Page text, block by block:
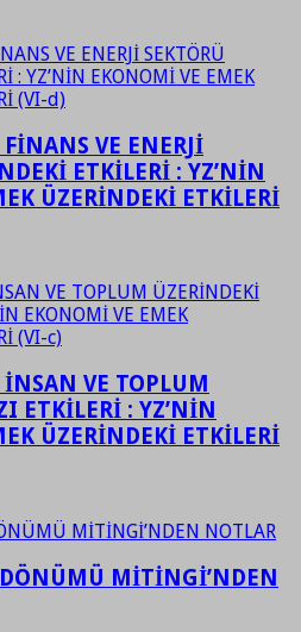
VE ENERJİ
ETKİLERİ : YZ’NİN
ÜZERİNDEKİ ETKİLERİ
VE TOPLUM
ETKİLERİ : YZ’NİN
ÜZERİNDEKİ ETKİLERİ
MİTİNGİ’NDEN